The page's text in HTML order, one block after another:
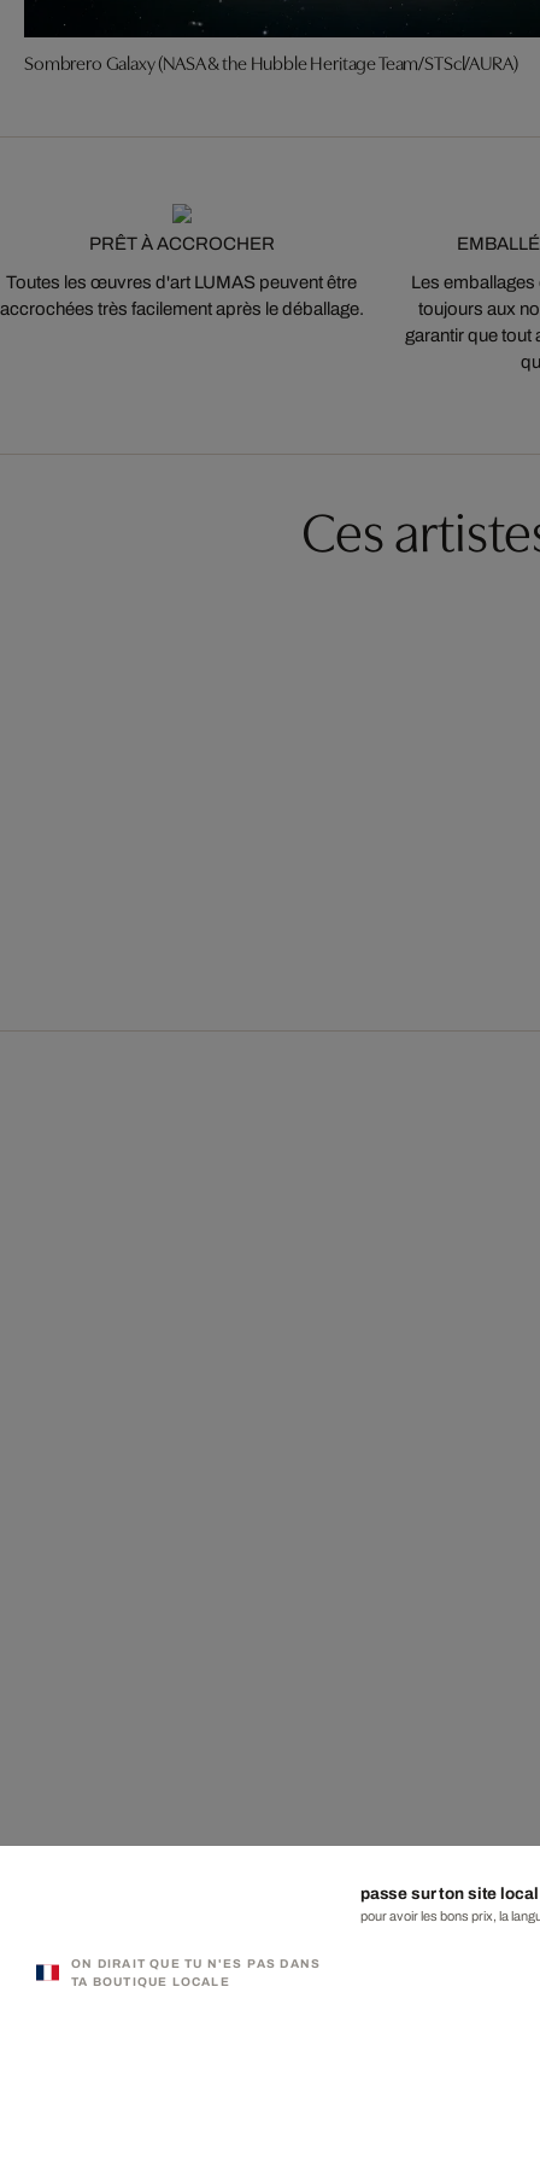
Sombrero Galaxy (NASA & the Hubble Heritage Team/STScl/AURA)
PRÊT À ACCROCHER
Toutes les œuvres d'art LUMAS peuvent être
accrochées très facilement après le déballage.
Les
toujours aux
garantir que tout
Ces
ON DIRAIT QUE TU N'ES PAS DANS
TA BOUTIQUE LOCALE
passe sur ton site local
pour avoir les bons prix, la